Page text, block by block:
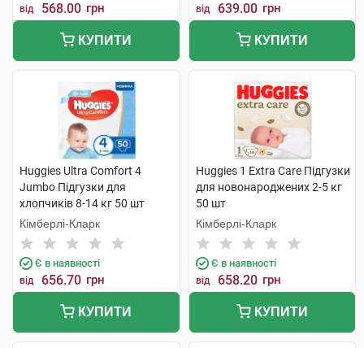
від 568.00 грн
КУПИТИ
від 639.00 грн
КУПИТИ
Huggies Ultra Comfort 4
Jumbo Підгузки для
хлопчиків 8-14 кг 50 шт
Кімберлі-Кларк
Є в наявності
від 656.70 грн
КУПИТИ
Huggies 1 Extra Care Підгузки
для новонароджених 2-5 кг
50 шт
Кімберлі-Кларк
Є в наявності
від 658.20 грн
КУПИТИ